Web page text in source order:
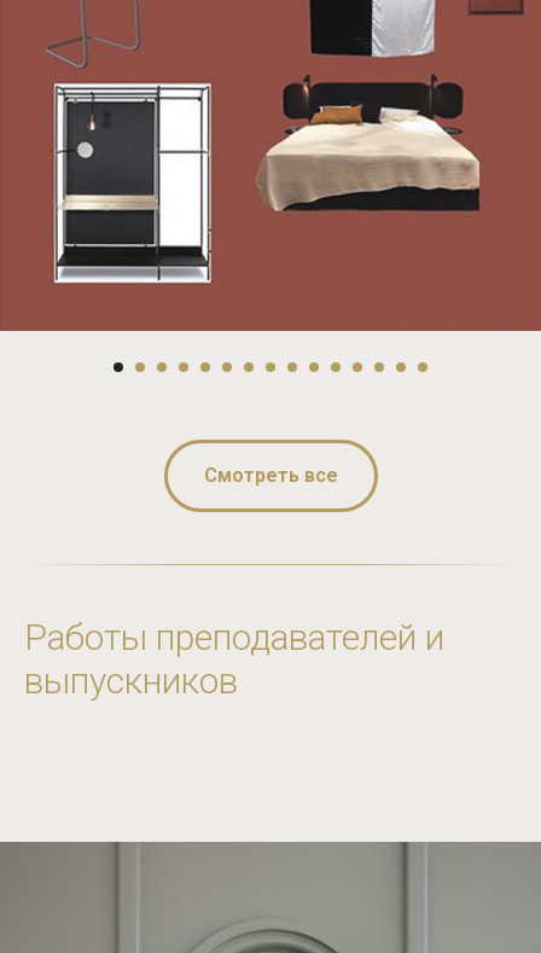
Смотреть все
Работы преподавателей и
выпускников